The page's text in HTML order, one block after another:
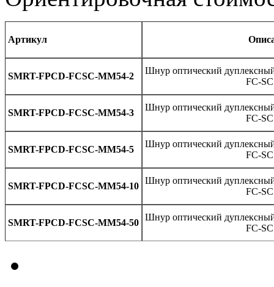
Артикул
SMRT-FPCD-FCSC-MM54-2
Шнур оптический
FC-
SMRT-FPCD-FCSC-MM54-3
Шнур оптический
FC-
SMRT-FPCD-FCSC-MM54-5
Шнур оптический
FC-
SMRT-FPCD-FCSC-MM54-10
Шнур оптический
FC-
SMRT-FPCD-FCSC-MM54-50
Шнур оптический
FC-